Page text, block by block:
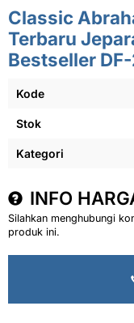
Classic
Terbaru
Bestseller
Kode
Stok
Kategori
INFO
Silahkan menghubungi
produk ini.